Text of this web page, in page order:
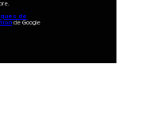
de
de Google